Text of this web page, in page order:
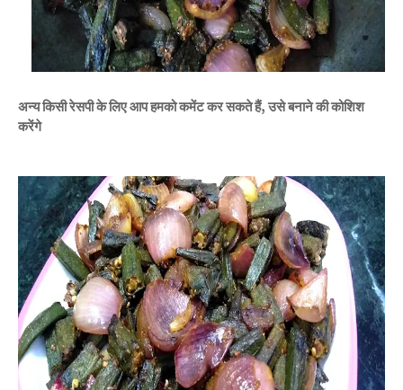
अन्य किसी रेसपी के लिए आप हमको कमेंट कर सकते हैं, उसे बनाने की कोशिश
करेंगे